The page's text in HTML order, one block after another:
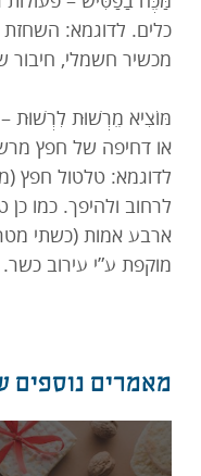
כלים. לדוגמא: השחזת
מכשיר חשמלי,
מּוֹצִיא מֵרְשׁוּת לִרְשׁוּת
או דחיפה של חפץ
לדוגמא: טלטול חפץ
לרחוב ולהיפך. כמו
ארבע אמות (כשתי
מוקפת ע”י עירוב כשר.
מאמרים נוספים